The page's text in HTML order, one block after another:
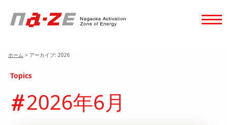
ホーム > アーカイブ: 2026
Topics
2026年6月